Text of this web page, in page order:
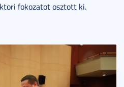
fokozatot osztott ki.